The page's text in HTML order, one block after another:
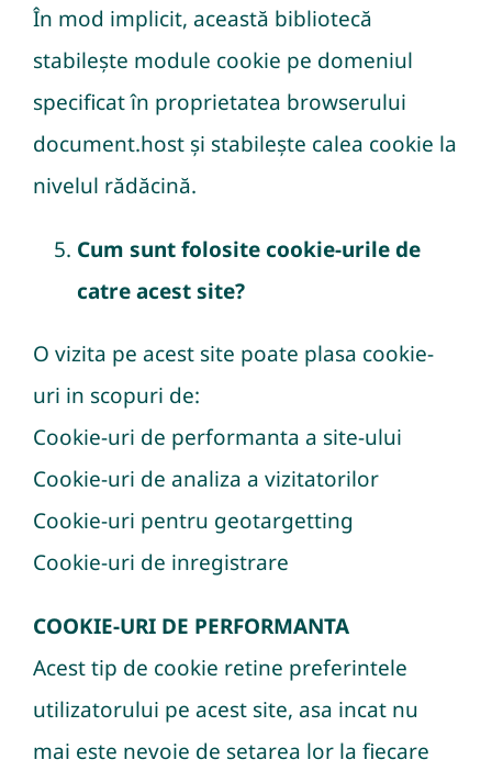
În mod implicit, această bibliotecă
stabilește module cookie pe domeniul
specificat în proprietatea browserului
document.host și stabilește calea cookie la
nivelul rădăcină.
Cum sunt folosite cookie-urile de
catre acest site?
O vizita pe acest site poate plasa cookie-
uri in scopuri de:
Cookie-uri de performanta a site-ului
Cookie-uri de analiza a vizitatorilor
Cookie-uri pentru geotargetting
Cookie-uri de inregistrare
COOKIE-URI DE PERFORMANTA
Acest tip de cookie retine preferintele
utilizatorului pe acest site, asa incat nu
mai este nevoie de setarea lor la fiecare